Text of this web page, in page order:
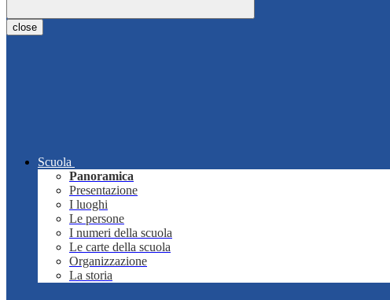
close
Scuola
Panoramica
Presentazione
I luoghi
Le persone
I numeri della scuola
Le carte della scuola
Organizzazione
La storia